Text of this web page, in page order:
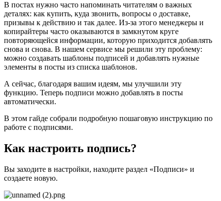
В постах нужно часто напоминать читателям о важных
деталях: как купить, куда звонить, вопросы о доставке,
призывы к действию и так далее. Из-за этого менеджеры и
копирайтеры часто оказываются в замкнутом круге
повторяющейся информации, которую приходится добавлять
снова и снова. В нашем сервисе мы решили эту проблему:
можно создавать шаблоны подписей и добавлять нужные
элементы в посты из списка шаблонов.
А сейчас, благодаря вашим идеям, мы улучшили эту
функцию. Теперь подписи можно добавлять в посты
автоматически.
В этом гайде собрали подробную пошаговую инструкцию по
работе с подписями.
Как настроить подпись?
Вы заходите в настройки, находите раздел «Подписи» и
создаете новую.